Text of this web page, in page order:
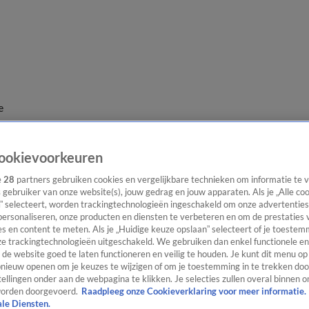
28 partners gebruiken cookies en vergelijkbare technieken om informatie te
gebruiker van onze website(s), jouw gedrag en jouw apparaten. Als je „Alle
selecteert, worden trackingtechnologieën ingeschakeld om onze
onze producten en diensten te verbeteren en om de prestaties
en content te meten. Als je „Huidige keuze opslaan” selecteert of je
trackingtechnologieën uitgeschakeld. We gebruiken dan enkel functionele
de website goed te laten functioneren en veilig te houden. Je kunt dit menu
openen om je keuzes te wijzigen of om je toestemming in te trekken
onder aan de webpagina te klikken. Je selecties zullen overal binnen
doorgevoerd. Raadpleeg onze Cookieverklaring voor meer informatie.
Diensten.